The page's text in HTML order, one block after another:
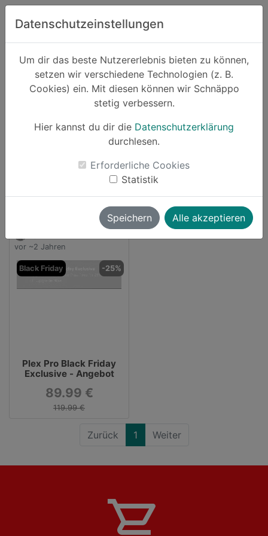
Zum Hauptinhalt springen
Datenschutzeinstellungen
Um dir das beste Nutzererlebnis bieten zu können,
setzen wir verschiedene Technologien (z. B.
Cookies) ein. Mit diesen können wir Schnäppo
stetig verbessern.
Hier kannst du dir die Datenschutzerklärung
durchlesen.
Erforderliche Cookies
Statistik
Speichern Alle akzeptieren
Suchen
Anbieter plex
Schnäppchen von plex
1 Angebot
Direkt zum Anbieter
vor ~2 Jahren
Black Friday -25%
Plex Pro Black Friday
Exclusive - Angebot
89.99 €
119.99 €
Zurück 1 Weiter
shopping_cart